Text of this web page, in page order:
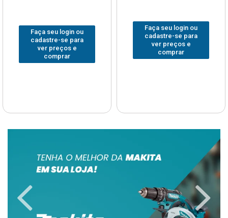
Faça seu login ou
cadastre-se para
ver preços e
comprar
Faça seu login ou
cadastre-se para
ver preços e
comprar